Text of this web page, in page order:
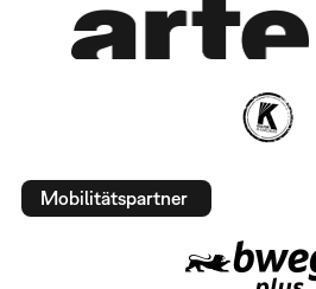
Mobilitätspartner